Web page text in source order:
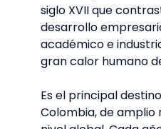
siglo XVII que
desarrollo
académico e
gran calor humano
Es el principal
Colombia, de